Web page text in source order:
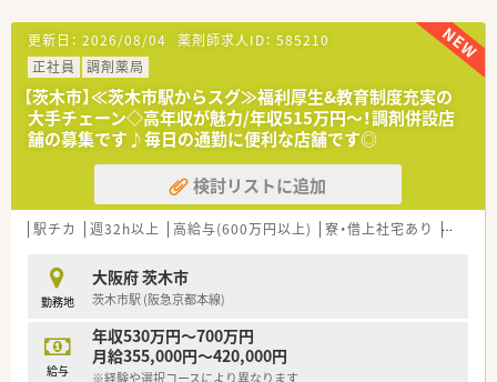
■管理薬剤師のポジションも目指すことができ、その際は別途役
職手当が支給されます。
【職場環境と雰囲気】
■40代から60代の女性スタッフが多く活躍しており、家庭の事
情にも理解がある職場です。
■管理薬剤師は親しみやすく優しい人柄の女性で、何でも相談し
やすい雰囲気です。
■様々な経験を持つスタッフが在籍しており、互いに尊重し協力
し合う風土があります。
更新日： 2026/08/04 薬剤師求人ID： 585210
正社員
調剤薬局
【茨木市】≪茨木市駅からスグ≫福利厚生&教育制度充実の
大手チェーン◇高年収が魅力/年収515万円～！調剤併設店
舗の募集です♪毎日の通勤に便利な店舗です◎
検討リストに追加
駅チカ 週32h以上 高給与(600万円以上) 寮・借上社宅あり 住宅補
勤務地
大阪府 茨木市
茨木市駅 (阪急京都本線)
給与
年収530万円～700万円
月給355,000円～420,000円